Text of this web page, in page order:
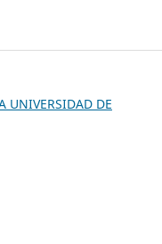
UNIVERSIDAD DE